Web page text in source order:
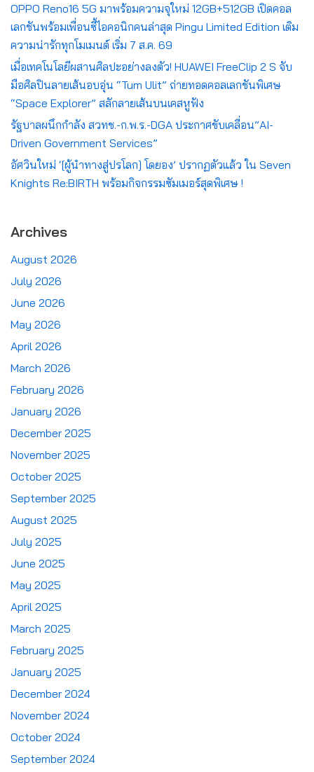
OPPO Reno16 5G มาพร้อมความจุใหม่ 12GB+512GB เปิดคอล
เลกชันพร้อมเพื่อนซี้ไอคอนิกคนล่าสุด Pingu Limited Edition เติม
ความน่ารักทุกโมเมนต์ เริ่ม 7 ส.ค. 69
เมื่อเทคโนโลยีผสานศิลปะอย่างลงตัว! HUAWEI FreeClip 2 S จับ
มือศิลปินลายเส้นอบอุ่น “Tum Ulit” ถ่ายทอดคอลเลกชันพิเศษ
“Space Explorer” สลักลายเส้นบนเคสหูฟัง
รัฐบาลผนึกกำลัง สวทช.-ก.พ.ร.-DGA ประกาศขับเคลื่อน”AI-
Driven Government Services”
อัศวินใหม่ ‘[ผู้นำทางสู่ปรโลก] โดยอง’ ปรากฏตัวแล้ว ใน Seven
Knights Re:BIRTH พร้อมกิจกรรมซัมเมอร์สุดพิเศษ !
Archives
August 2026
July 2026
June 2026
May 2026
April 2026
March 2026
February 2026
January 2026
December 2025
November 2025
October 2025
September 2025
August 2025
July 2025
June 2025
May 2025
April 2025
March 2025
February 2025
January 2025
December 2024
November 2024
October 2024
September 2024